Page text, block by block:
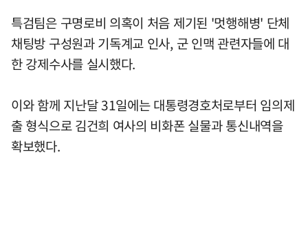
특검팀은 구명로비 의혹이 처음 제기된 '멋행해병' 단체
채팅방 구성원과 기독계교 인사, 군 인맥 관련자들에 대
한 강제수사를 실시했다.
이와 함께 지난달 31일에는 대통령경호처로부터 임의제
출 형식으로 김건희 여사의 비화폰 실물과 통신내역을
확보했다.